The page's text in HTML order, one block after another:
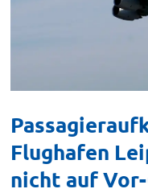
Flughafen
nicht auf